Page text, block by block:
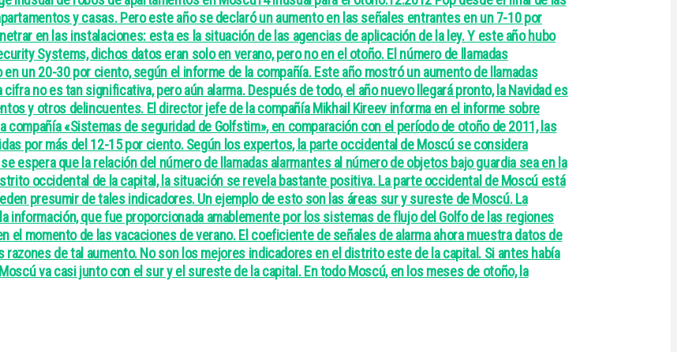
y casas. Pero este año se declaró un aumento en las señales entrantes en un 7-10 por
en las instalaciones: esta es la situación de las agencias de aplicación de la ley. Y este año hubo
Systems, dichos datos eran solo en verano, pero no en el otoño. El número de llamadas
un 20-30 por ciento, según el informe de la compañía. Este año mostró un aumento de llamadas
no es tan significativa, pero aún alarma. Después de todo, el año nuevo llegará pronto, la Navidad es
y otros delincuentes. El director jefe de la compañía Mikhail Kireev informa en el informe sobre
«Sistemas de seguridad de Golfstim», en comparación con el período de otoño de 2011, las
por más del 12-15 por ciento. Según los expertos, la parte occidental de Moscú se considera
espera que la relación del número de llamadas alarmantes al número de objetos bajo guardia sea en la
occidental de la capital, la situación se revela bastante positiva. La parte occidental de Moscú está
presumir de tales indicadores. Un ejemplo de esto son las áreas sur y sureste de Moscú. La
que fue proporcionada amablemente por los sistemas de flujo del Golfo de las regiones
momento de las vacaciones de verano. El coeficiente de señales de alarma ahora muestra datos de
de tal aumento. No son los mejores indicadores en el distrito este de la capital. Si antes había
va casi junto con el sur y el sureste de la capital. En todo Moscú, en los meses de otoño, la